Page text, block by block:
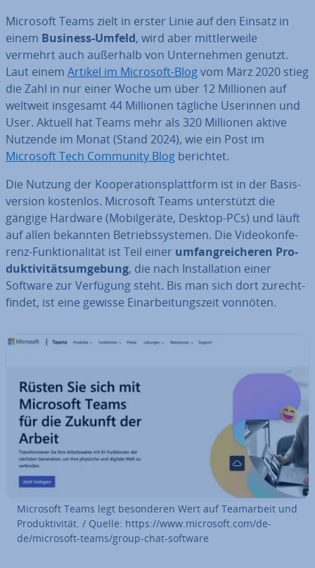
Microsoft Teams zielt in erster Linie auf den Einsatz in
einem Business-Umfeld, wird aber mitt­ler­wei­le
vermehrt auch außerhalb von Un­ter­neh­men genutzt.
Laut einem Artikel im Microsoft-Blogvom März 2020 stieg
die Zahl in nur einer Woche um über 12 Millionen auf
weltweit insgesamt 44 Millionen tägliche Userinnen und
User. Aktuell hat Teams mehr als 320 Millionen aktive
Nutzende im Monat (Stand 2024), wie ein Post im
Microsoft Tech Community Blog berichtet.
Die Nutzung der Ko­ope­ra­ti­ons­platt­form ist in der Ba­sis­
ver­si­on kostenlos. Microsoft Teams un­ter­stützt die
gängige Hardware (Mo­bil­ge­rä­te, Desktop-PCs) und läuft
auf allen bekannten Be­triebs­sys­te­men. Die Vi­deo­kon­fe­
renz-Funk­tio­na­li­tät ist Teil einer um­fang­rei­che­ren Pro­
duk­ti­vi­täts­um­ge­bung, die nach In­stal­la­ti­on einer
Software zur Verfügung steht. Bis man sich dort zu­recht­
fin­det, ist eine gewisse Ein­ar­bei­tungs­zeit vonnöten.
Microsoft Teams legt be­son­de­ren Wert auf Team­ar­beit und
Pro­duk­ti­vi­tät. / Quelle: https://www.microsoft.com/de-
de/microsoft-teams/group-chat-software